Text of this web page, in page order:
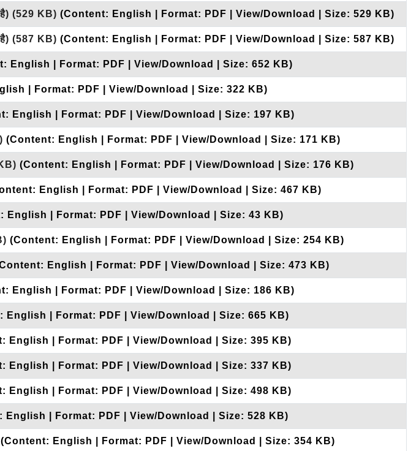
(529 KB) (Content: English | Format: PDF | View/Download | Size: 529 KB)
(587 KB) (Content: English | Format: PDF | View/Download | Size: 587 KB)
English | Format: PDF | View/Download | Size: 652 KB)
| Format: PDF | View/Download | Size: 322 KB)
English | Format: PDF | View/Download | Size: 197 KB)
(Content: English | Format: PDF | View/Download | Size: 171 KB)
(Content: English | Format: PDF | View/Download | Size: 176 KB)
English | Format: PDF | View/Download | Size: 467 KB)
English | Format: PDF | View/Download | Size: 43 KB)
(Content: English | Format: PDF | View/Download | Size: 254 KB)
English | Format: PDF | View/Download | Size: 473 KB)
English | Format: PDF | View/Download | Size: 186 KB)
English | Format: PDF | View/Download | Size: 665 KB)
English | Format: PDF | View/Download | Size: 395 KB)
English | Format: PDF | View/Download | Size: 337 KB)
English | Format: PDF | View/Download | Size: 498 KB)
English | Format: PDF | View/Download | Size: 528 KB)
(Content: English | Format: PDF | View/Download | Size: 354 KB)